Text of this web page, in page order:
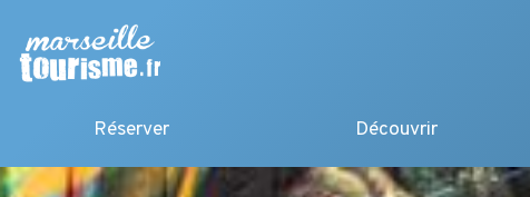
Réserver Découvrir